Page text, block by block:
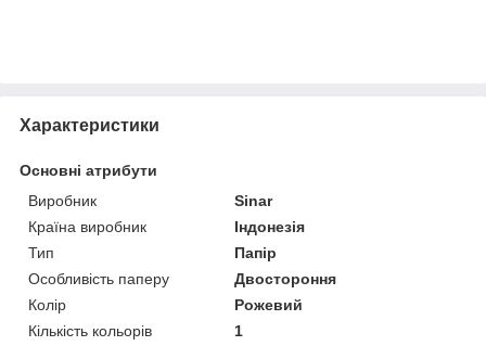
Характеристики
Основні атрибути
Виробник
Sinar
Країна виробник
Індонезія
Тип
Папір
Особливість паперу
Двостороння
Колір
Рожевий
Кількість кольорів
1